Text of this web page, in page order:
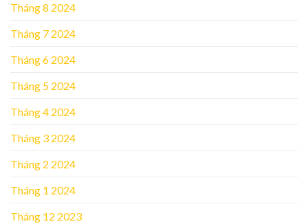
Tháng 8 2024
Tháng 7 2024
Tháng 6 2024
Tháng 5 2024
Tháng 4 2024
Tháng 3 2024
Tháng 2 2024
Tháng 1 2024
Tháng 12 2023